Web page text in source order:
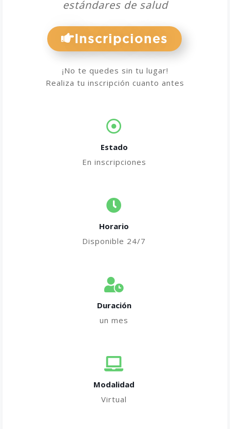
estándares de salud
Inscripciones
¡No te quedes sin tu lugar!
Realiza tu inscripción cuanto antes
Estado
En inscripciones
Horario
Disponible 24/7
Duración
un mes
Modalidad
Virtual